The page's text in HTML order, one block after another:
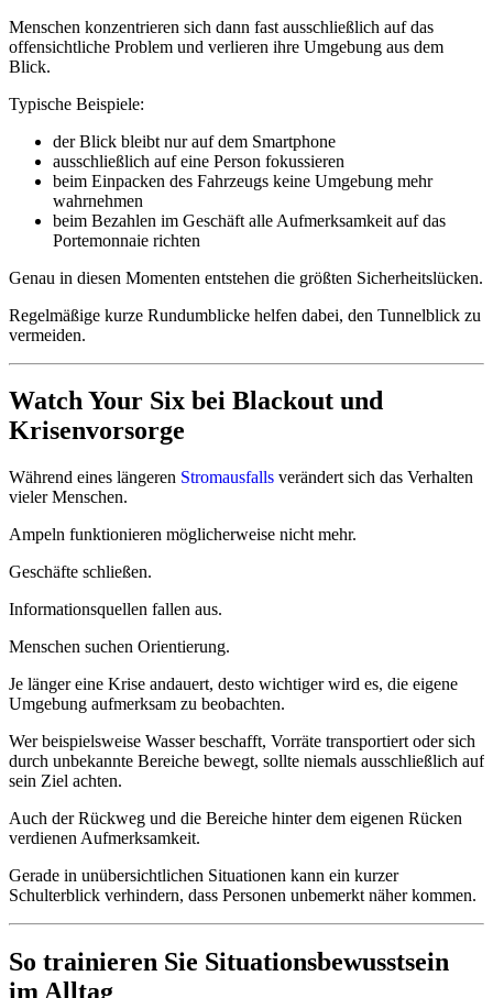
Menschen konzentrieren sich dann fast ausschließlich auf das
offensichtliche Problem und verlieren ihre Umgebung aus dem
Blick.
Typische Beispiele:
der Blick bleibt nur auf dem Smartphone
ausschließlich auf eine Person fokussieren
beim Einpacken des Fahrzeugs keine Umgebung mehr
wahrnehmen
beim Bezahlen im Geschäft alle Aufmerksamkeit auf das
Portemonnaie richten
Genau in diesen Momenten entstehen die größten Sicherheitslücken.
Regelmäßige kurze Rundumblicke helfen dabei, den Tunnelblick zu
vermeiden.
Watch Your Six bei Blackout und
Krisenvorsorge
Während eines längeren Stromausfalls verändert sich das Verhalten
vieler Menschen.
Ampeln funktionieren möglicherweise nicht mehr.
Geschäfte schließen.
Informationsquellen fallen aus.
Menschen suchen Orientierung.
Je länger eine Krise andauert, desto wichtiger wird es, die eigene
Umgebung aufmerksam zu beobachten.
Wer beispielsweise Wasser beschafft, Vorräte transportiert oder sich
durch unbekannte Bereiche bewegt, sollte niemals ausschließlich auf
sein Ziel achten.
Auch der Rückweg und die Bereiche hinter dem eigenen Rücken
verdienen Aufmerksamkeit.
Gerade in unübersichtlichen Situationen kann ein kurzer
Schulterblick verhindern, dass Personen unbemerkt näher kommen.
So trainieren Sie Situationsbewusstsein
im Alltag